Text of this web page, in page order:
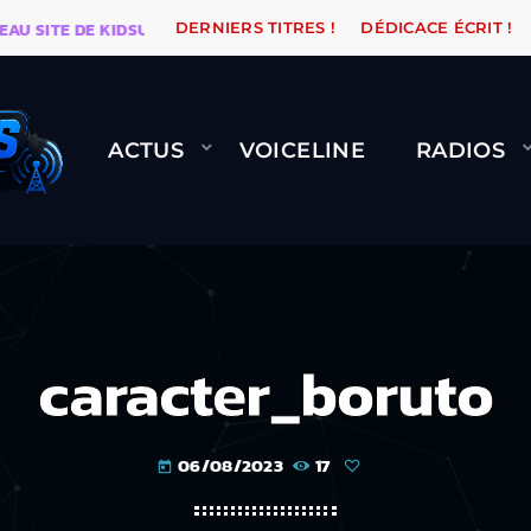
DE KIDSUNE WARÉTRO ORANGE ROAD QUI
DERNIERS TITRES ! DÉDICACE ÉCRIT !
ACTUS VOICELINE RADIOS
caracter_boruto
today 06/08/2023 17